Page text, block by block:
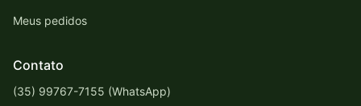
Meus pedidos
Contato
(35) 99767-7155 (WhatsApp)